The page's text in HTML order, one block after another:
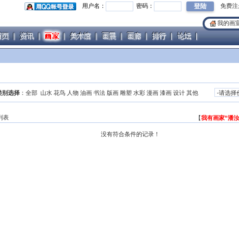
用户名： 密码： 免费
我的画
别选择： 全部 山水 花鸟 人物 油画 书法 版画 雕塑 水彩 漫画 漆画 设计 其他
表 【我有画家“潘
没有符合条件的记录！